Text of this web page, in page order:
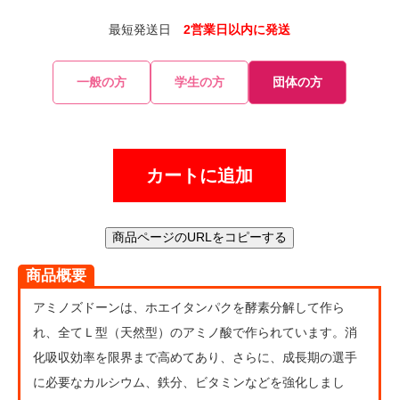
最短発送日 2営業日以内に発送
一般の方 学生の方 団体の方
カートに追加
商品ページのURLをコピーする
商品概要
アミノズドーンは、ホエイタンパクを酵素分解して作ら
れ、全てＬ型（天然型）のアミノ酸で作られています。消
化吸収効率を限界まで高めてあり、さらに、成長期の選手
に必要なカルシウム、鉄分、ビタミンなどを強化しまし